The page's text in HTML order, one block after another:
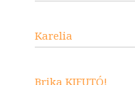
Karelia
Brika KIFUTÓ!